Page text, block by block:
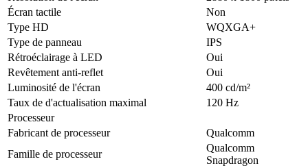
Écran tactile
Non
Type HD
WQXGA+
Type de panneau
IPS
Rétroéclairage à LED
Oui
Revêtement anti-reflet
Oui
Luminosité de l'écran
400 cd/m²
Taux de d'actualisation maximal
120 Hz
Processeur
Fabricant de processeur
Qualcomm
Famille de processeur
Qualcomm
Snapdragon